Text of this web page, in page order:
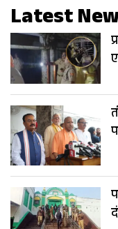
Latest